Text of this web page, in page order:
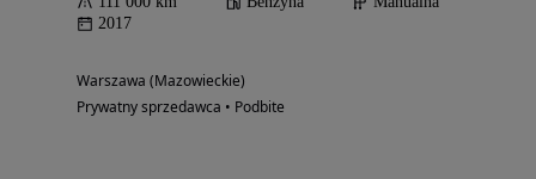
2017
Warszawa (Mazowieckie)
Prywatny sprzedawca • Podbite